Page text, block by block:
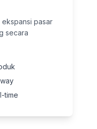
pasar
secara
time